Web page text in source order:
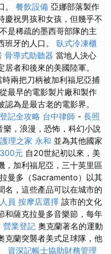
。 餐飲設備 亞娜部落製作
慶祝男孩和女孩，但幾乎不
是稀疏的墨西哥部隊的主
班牙的人口。 臥式冷凍櫃
骨導式助聽器 當地人決心
者和後來的美國陸軍。
兩把刀柄被加利福尼亞捕
最早的電影製片廠和製作
為是最古老的電影界。
記全攻略 台中律師 - 長照
，浪漫，恐怖，科幻小說
護理之家 永和 並為其他國家
元 自20世紀初以來，美
，加利福尼亞，三十英里區
曼多（Sacramento）以其
名，這些產品可以在城市的
員 按摩店選擇 該市的文化
和薩克拉曼多音樂節，每年
營業登記 奧克蘭著名的運動
克蘭突襲者美式足球隊，他
資深記帳士協助財務管理